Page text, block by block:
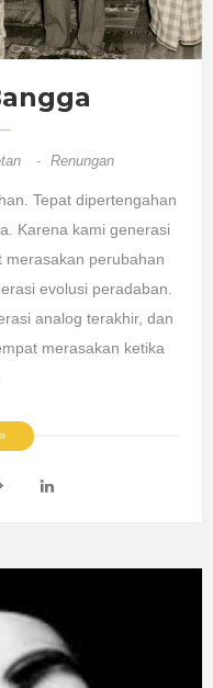
- Renungan
Tepat dipertengahan
Karena kami generasi
merasakan perubahan
evolusi peradaban.
analog terakhir, dan
merasakan ketika